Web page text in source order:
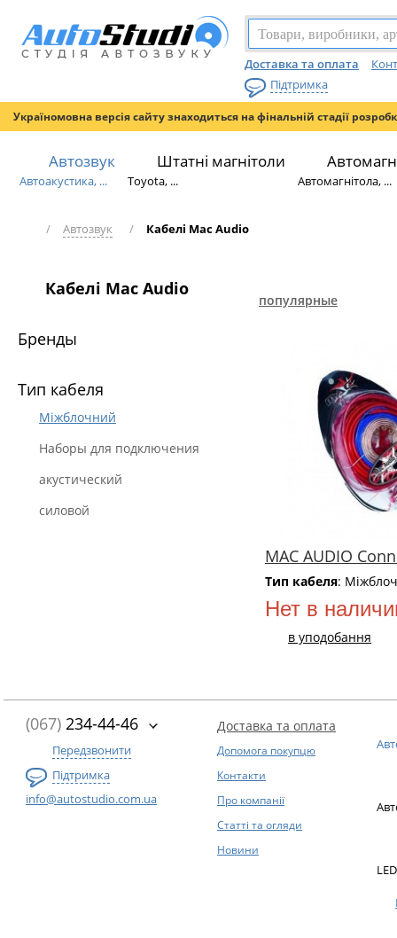
Доставка та оплата
Підтримка
Україномовна версія сайту знаходиться на фінальній стадії
Автозвук
Автоакустика, ...
Штатні магнітоли
Toyota, ... Автомагнітола, ...
/ Автозвук / Кабелі Mac Audio
Кабелі Mac Audio
Бренды
Тип кабеля
Міжблочний
Наборы для подключения
акустический
силовой
популярные
MAC AUDIO
Тип кабеля:
Нет в
в уподобання
(067) 234-44-46
Передзвонити
Підтримка
info@autostudio.com.ua
Доставка та оплата
Допомога покупцю
Контакти
Про компанії
Статті та огляди
Новини